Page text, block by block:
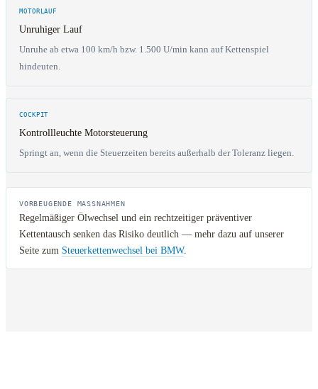
MOTORLAUF
Unruhiger Lauf
Unruhe ab etwa 100 km/h bzw. 1.500 U/min kann auf Kettenspiel
hindeuten.
COCKPIT
Kontrollleuchte Motorsteuerung
Springt an, wenn die Steuerzeiten bereits außerhalb der Toleranz liegen.
VORBEUGENDE MASSNAHMEN
Regelmäßiger Ölwechsel und ein rechtzeitiger präventiver
Kettentausch senken das Risiko deutlich — mehr dazu auf unserer
Seite zum Steuerkettenwechsel bei BMW.